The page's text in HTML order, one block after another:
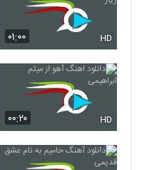
۸۳۲ بازدید
5752
۲۴۲ بازدید
۰۱:۰۰ HD
۰۰:۲۰ HD